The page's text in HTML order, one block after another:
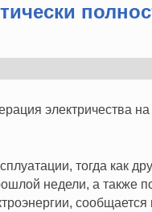
электричества
тогда как
недели, а также
сообщается